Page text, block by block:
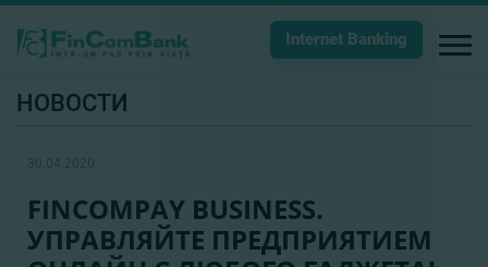
Internet Banking
НОВОСТИ
30.04.2020
FINCOMPAY BUSINESS.
УПРАВЛЯЙТЕ ПРЕДПРИЯТИЕМ